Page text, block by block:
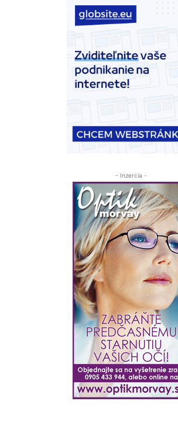
- Inzercia -